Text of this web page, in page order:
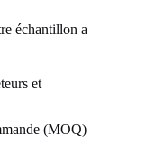
échantillon a
et
(MOQ)